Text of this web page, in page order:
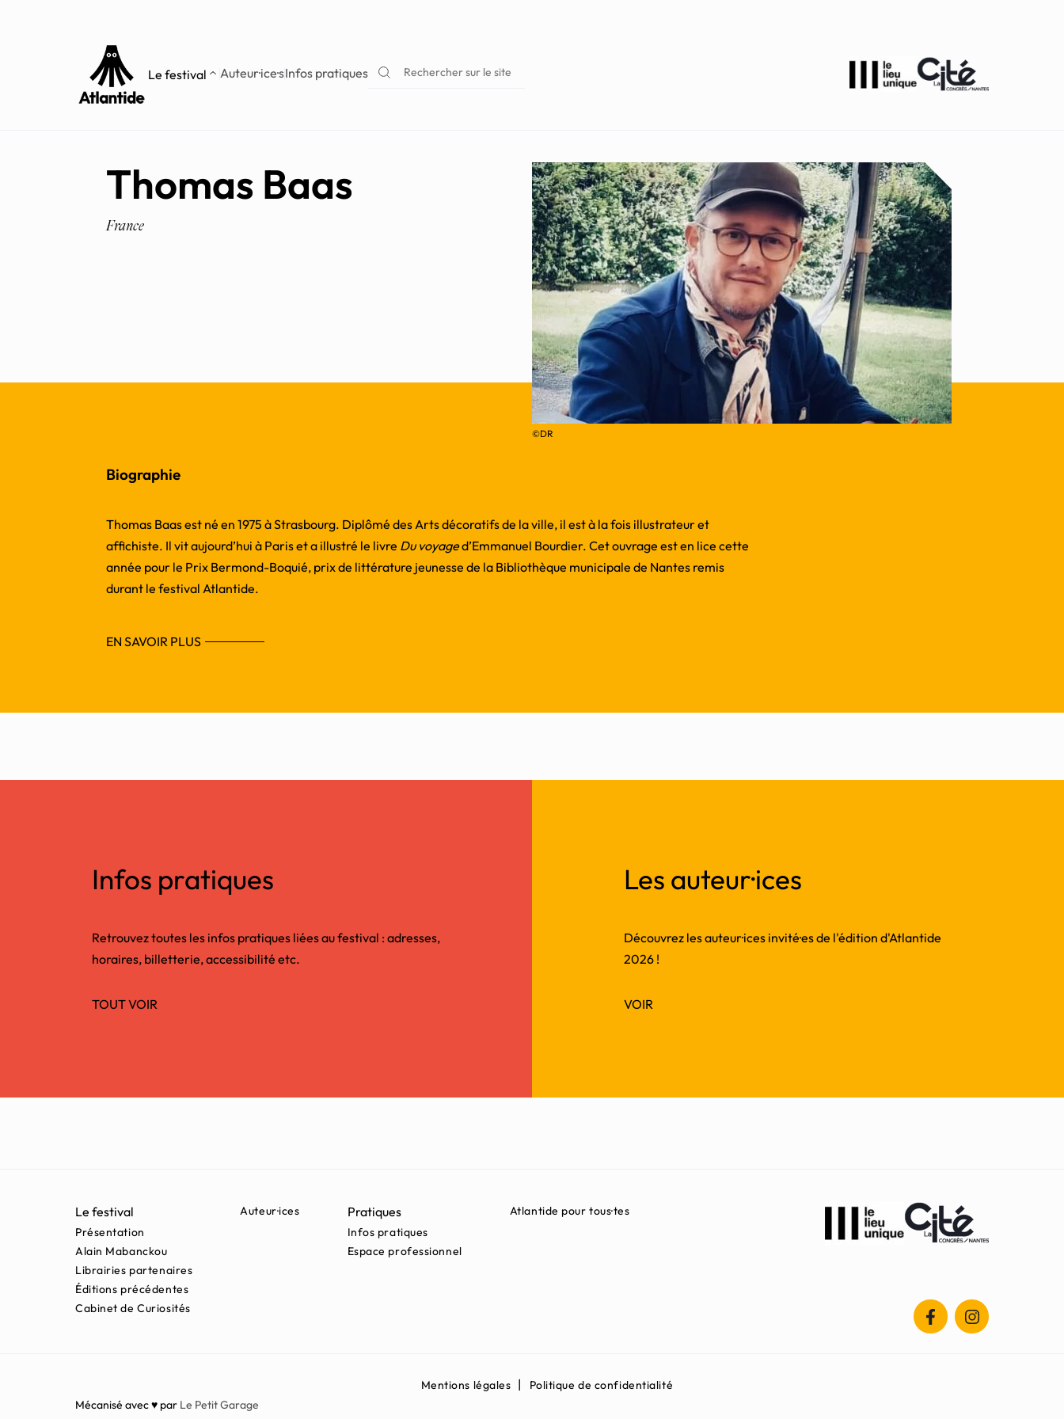
Le festival Auteur·ice·sInfos pratiques Rechercher sur le site
Thomas Baas
France
©DR
Biographie
Thomas Baas est né en 1975 à Strasbourg. Diplômé des Arts décoratifs de la ville, il est à la fois illustrateur et
affichiste. Il vit aujourd’hui à Paris et a illustré le livre Du voyaged’Emmanuel Bourdier. Cet ouvrage est en lice cette
année pour le Prix Bermond-Boquié, prix de littérature jeunesse de la Bibliothèque municipale de Nantes remis
durant le festival Atlantide.
EN SAVOIR PLUS
Infos pratiques
Retrouvez toutes les infos pratiques liées au festival : adresses,
horaires, billetterie, accessibilité etc.
TOUT VOIR
Les auteur·ices
Découvrez les auteur·ices invité·es de l'édition d'Atlantide
2026 !
VOIR
Le festival
Présentation
Alain Mabanckou
Librairies partenaires
Éditions précédentes
Cabinet de Curiosités
Auteur·ices Pratiques
Infos pratiques
Espace professionnel
Atlantide pour tous·tes
Mentions légales
Politique de confidentialité
Mécanisé avec ♥ par Le Petit Garage